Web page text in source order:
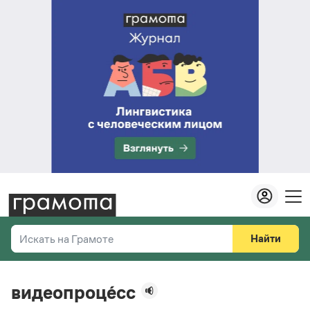
Искать на Грамоте
Справочная служба
Найти
видеопроце́сс